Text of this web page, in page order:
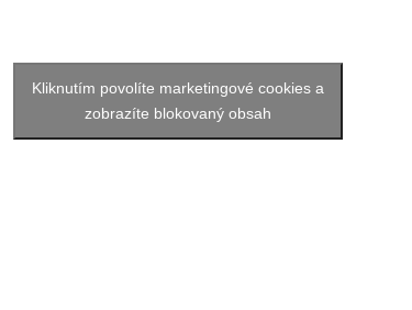
Kliknutím povolíte marketingové cookies a
zobrazíte blokovaný obsah